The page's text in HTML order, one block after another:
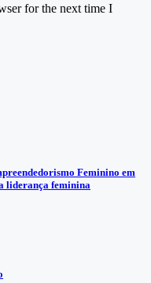
for the next time I
Feminino em
liderança feminina